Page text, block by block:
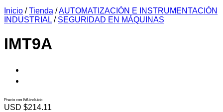
Inicio / Tienda /AUTOMATIZACIÓN E INSTRUMENTACIÓN
INDUSTRIAL / SEGURIDAD EN MÁQUINAS
IMT9A
Precio con IVA incluido
USD $214.11